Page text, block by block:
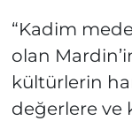
“Kadim
olan
kültürlerin
değerlere ve